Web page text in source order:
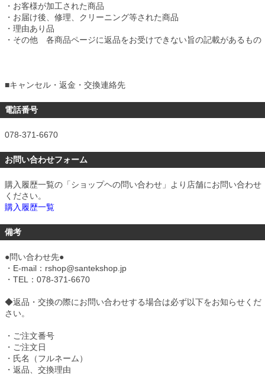
・お客様が加工された商品
・お届け後、修理、クリーニング等された商品
・理由あり品
・その他 各商品ページに返品をお受けできない旨の記載があるもの
■キャンセル・返金・交換連絡先
電話番号
078-371-6670
お問い合わせフォーム
購入履歴一覧の「ショップヘの問い合わせ」より店舗にお問い合わせ
ください。
購入履歴一覧
備考
●問い合わせ先●
・E-mail：rshop@santekshop.jp
・TEL：078-371-6670
◆返品・交換の際にお問い合わせする場合は必ず以下をお知らせくだ
さい。
・ご注文番号
・ご注文日
・氏名（フルネーム）
・返品、交換理由